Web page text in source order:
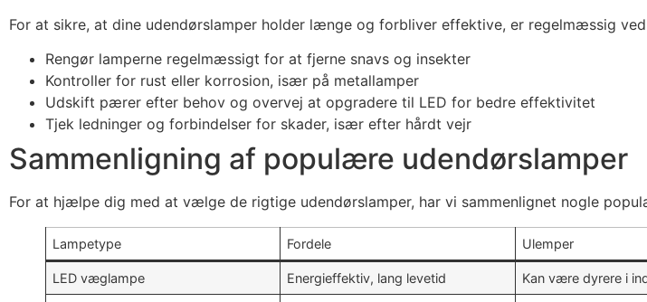
For at sikre, at dine udendørslamper holder længe og forbliver effektive, er regelmæssig
Rengør lamperne regelmæssigt for at fjerne snavs og insekter
Kontroller for rust eller korrosion, især på metallamper
Udskift pærer efter behov og overvej at opgradere til LED for bedre effektivitet
Tjek ledninger og forbindelser for skader, især efter hårdt vejr
Sammenligning af populære udendørslamper
For at hjælpe dig med at vælge de rigtige udendørslamper, har vi sammenlignet nogle
Lampetype Fordele Ulemper
LED væglampe Energieffektiv, lang levetid Kan være dyrere i